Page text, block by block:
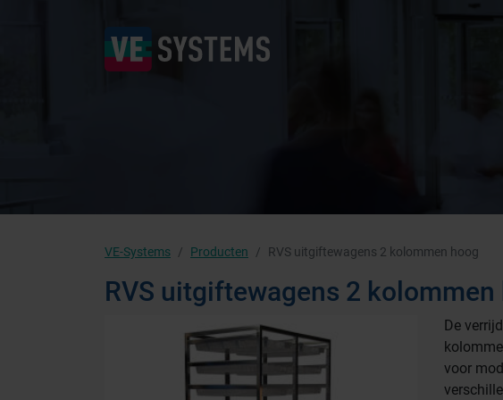
VE-Systems Producten RVS uitgiftewagens 2 kolommen hoog
RVS uitgiftewagens 2 kolommen
De
voor